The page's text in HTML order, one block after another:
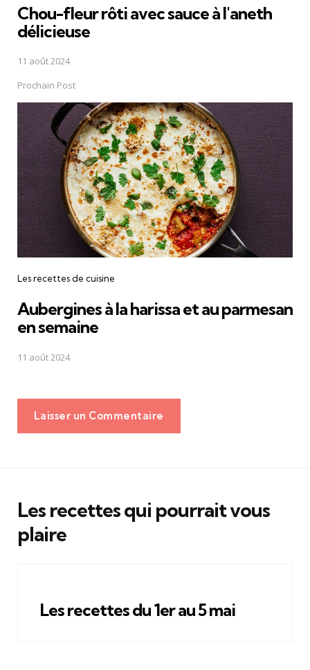
Chou-fleur rôti avec sauce à l'aneth
délicieuse
11 août 2024
Prochain Post
Les recettes de cuisine
Aubergines à la harissa et au parmesan
en semaine
11 août 2024
Laisser un Commentaire
Les recettes qui pourrait vous
plaire
Les recettes du 1er au 5 mai